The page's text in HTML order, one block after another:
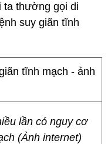
thường gọi di
suy giãn tĩnh
lần có nguy cơ
(Ảnh internet)